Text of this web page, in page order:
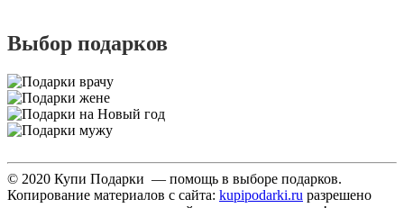
Выбор подарков
© 2020 Купи Подарки — помощь в выборе подарков.
Копирование материалов с сайта: kupipodarki.ru разрешено